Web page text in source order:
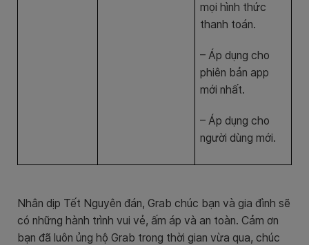
mọi hình thức
thanh toán.
– Áp dụng cho
phiên bản app
mới nhất.
– Áp dụng cho
người dùng mới.
Nhân dịp Tết Nguyên đán, Grab chúc bạn và gia đình sẽ
có những hành trình vui vẻ, ấm áp và an toàn. Cảm ơn
bạn đã luôn ủng hộ Grab trong thời gian vừa qua, chúc